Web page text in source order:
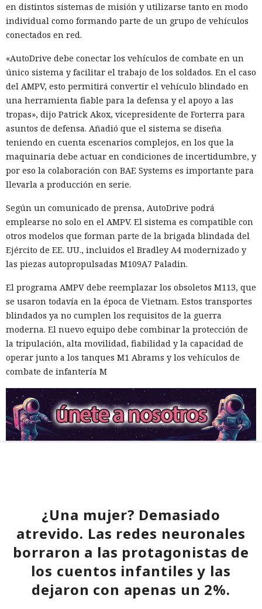
en distintos sistemas de misión y utilizarse tanto en modo
individual como formando parte de un grupo de vehículos
conectados en red.
«AutoDrive debe conectar los vehículos de combate en un
único sistema y facilitar el trabajo de los soldados. En el caso
del AMPV, esto permitirá convertir el vehículo blindado en
una herramienta fiable para la defensa y el apoyo a las
tropas», dijo Patrick Akox, vicepresidente de Forterra para
asuntos de defensa. Añadió que el sistema se diseña
teniendo en cuenta escenarios complejos, en los que la
maquinaria debe actuar en condiciones de incertidumbre, y
por eso la colaboración con BAE Systems es importante para
llevarla a producción en serie.
Según un comunicado de prensa, AutoDrive podrá
emplearse no solo en el AMPV. El sistema es compatible con
otros modelos que forman parte de la brigada blindada del
Ejército de EE. UU., incluidos el Bradley A4 modernizado y
las piezas autopropulsadas M109A7 Paladin.
El programa AMPV debe reemplazar los obsoletos M113, que
se usaron todavía en la época de Vietnam. Estos transportes
blindados ya no cumplen los requisitos de la guerra
moderna. El nuevo equipo debe combinar la protección de
la tripulación, alta movilidad, fiabilidad y la capacidad de
operar junto a los tanques M1 Abrams y los vehículos de
combate de infantería M
¿Una mujer? Demasiado
atrevido. Las redes neuronales
borraron a las protagonistas de
los cuentos infantiles y las
dejaron con apenas un 2%.